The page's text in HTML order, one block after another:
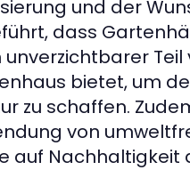
und der
dass
unverzichtbarer
bietet, um
zu schaffen.
von
auf Nachhaltigkeit